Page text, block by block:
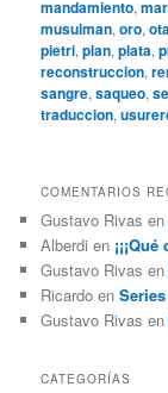
mandamiento,
musulman,oro,
pietri,plan,plata,
reconstruccion,
sangre,saqueo,
traduccion,
COMENTARIOS
Gustavo Rivas en
Alberdi en
Gustavo Rivas
Ricardo enSeries
Gustavo Rivas
CATEGORÍAS